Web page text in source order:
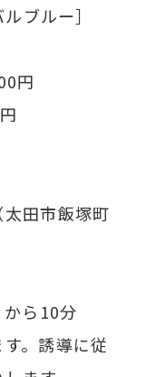
ブルー］
円
田市飯塚町
ら10分
。誘導に従